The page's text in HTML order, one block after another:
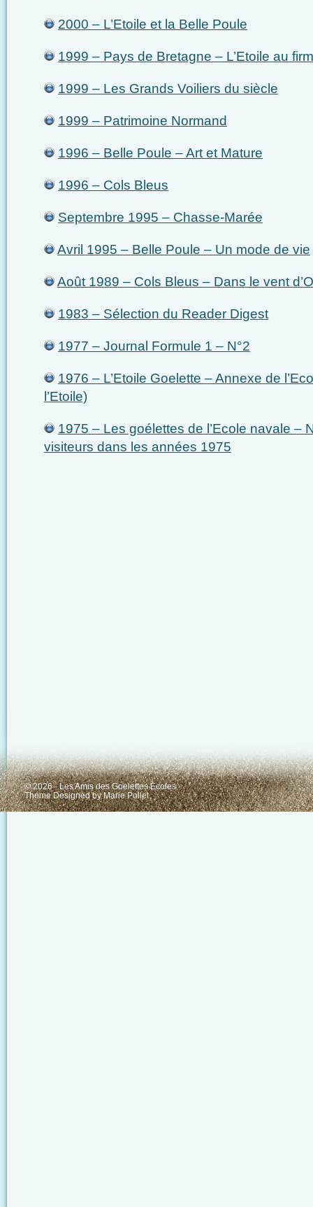
2000 – L’Etoile et la Belle Poule
1999 – Pays de Bretagne – L’Etoile au
1999 – Les Grands Voiliers du siècle
1999 – Patrimoine Normand
1996 – Belle Poule – Art et Mature
1996 – Cols Bleus
Septembre 1995 – Chasse-Marée
Avril 1995 – Belle Poule – Un mode de vie
Août 1989 – Cols Bleus – Dans le vent
1983 – Sélection du Reader Digest
1977 – Journal Formule 1 – N°2
1976 – L’Etoile Goelette – Annexe de
l’Etoile)
1975 – Les goélettes de l’Ecole navale –
visiteurs dans les années 1975
© 2026 - Les Amis des Goelettes Ecoles
Theme Designed byMarie Pollet